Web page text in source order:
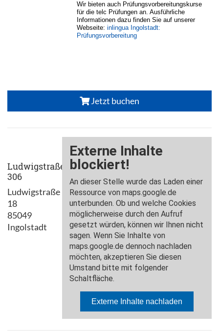
Wir bieten auch Prüfungsvorbereitungskurse
für die telc Prüfungen an. Ausführliche
Informationen dazu finden Sie auf unserer
Webseite: inlingua Ingolstadt:
Prüfungsvorbereitung
Jetzt buchen
Ludwigstraße
306
Ludwigstraße
18
85049
Ingolstadt